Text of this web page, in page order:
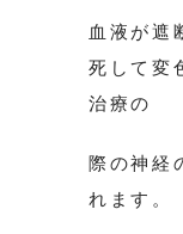
血液が遮
死して変
治療の
際の神経
れます。